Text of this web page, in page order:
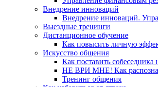
Внедрение инноваций
Внедрение инноваций.
Выездные тренинги
Дистанционное обучение
Как повысить личную
Искусство общения
Как поставить собеседника
НЕ ВРИ МНЕ! Как
Тренинг общения